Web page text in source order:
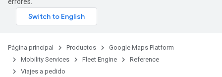
Página principal Productos
Google Maps Platform
Mobility Services
Fleet Engine
Reference
Viajes a pedido